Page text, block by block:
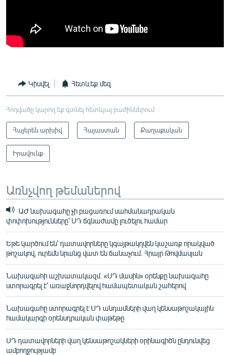
Կիսվել Հետևեք մեզ
Հոդվածը կարող եք գտնել հետևյալ բաժիններում
Հայերեն արխիվ Հայաստան Քաղաքական
Իրավունք
Առնչվող թեմաներով
ԱԺ նախագահը չի բացառում սահմանադրական
փոփոխությունները՝ ՍԴ ճգնաժամը լուծելու համար
Եթե կարծում են՝ դատավորները կգայթակղվեն կաշառք որակված
թոշակով, ուրեմն նրանց վատ են ճանաչում. Հրայր Թովմասյան
Նախագահի աշխատակազմ. «ՍԴ մասին» օրենքը նախագահը
ստորագրել է՝ առաջնորդվելով համապետական շահերով
Նախագահը ստորագրել է ՍԴ անդամների վաղ կենսաթոշակային
համակարգի օրենսդրական փաթեթը
ՍԴ դատավորների վաղ կենսաթոշակների օրինագիծն ընդունվեց
ամբողջությամբ